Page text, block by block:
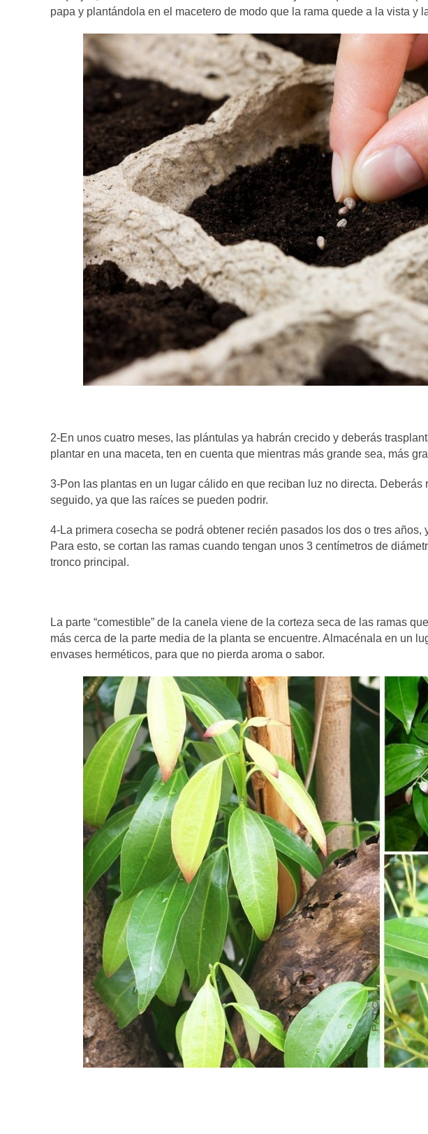
papa y plantándola en el macetero de modo que la rama quede a la vista y
2-En unos cuatro meses, las plántulas ya habrán crecido y deberás
plantar en una maceta, ten en cuenta que mientras más grande sea, más
3-Pon las plantas en un lugar cálido en que reciban luz no directa.
seguido, ya que las raíces se pueden podrir.
4-La primera cosecha se podrá obtener recién pasados los dos o tres años,
Para esto, se cortan las ramas cuando tengan unos 3 centímetros de
tronco principal.
La parte “comestible” de la canela viene de la corteza seca de las ramas
más cerca de la parte media de la planta se encuentre. Almacénala en un
envases herméticos, para que no pierda aroma o sabor.